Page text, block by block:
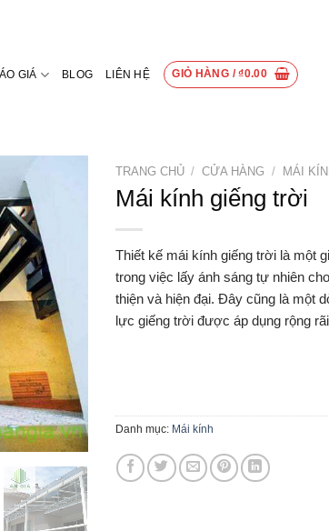
GIÁ BLOG LIÊN HỆ GIỎ HÀNG /₫0.00
TRANG CHỦ / CỬA HÀNG / MÁI
Mái kính giếng trời
Thiết kế mái kính giếng trời là một
trong việc lấy ánh sáng tự nhiên
thiện và hiện đại. Đây cũng là một
lực giếng trời được áp dụng rộng
Danh mục: Mái kính